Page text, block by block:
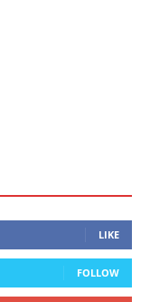
LIKE
FOLLOW